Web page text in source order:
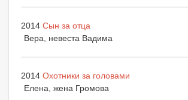
2014 Сын за отца
Вера, невеста Вадима
2014 Охотники за головами
Елена, жена Громова